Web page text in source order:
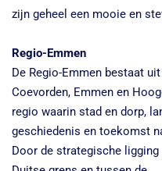
zijn geheel een mooie en
Regio-Emmen
De Regio-Emmen bestaat
Coevorden, Emmen en
regio waarin stad en dorp,
geschiedenis en toekomst
Door de strategische